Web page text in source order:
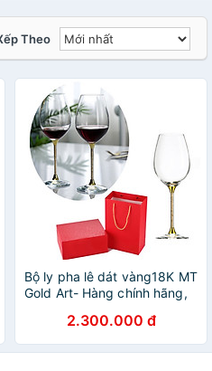
Theo
Bộ ly pha lê dát vàng18K MT
Gold Art- Hàng chính hãng,
dành cho sếp, đối tác,
khách hàng.
2.300.000 đ